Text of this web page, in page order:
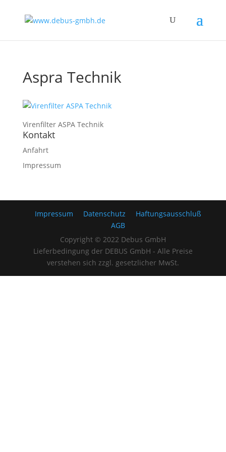
Aspra Technik
Virenfilter ASPA Technik
Kontakt
Anfahrt
Impressum
Impressum Datenschutz
Haftungsausschluß
AGB
Copyright © 2022 Debus GmbH
Lieferbedingung der DEBUS GmbH - Alle Preise
verstehen sich zzgl. gesetzlicher MwSt.